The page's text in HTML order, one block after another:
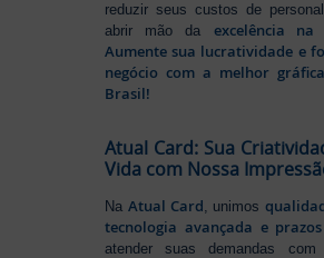
reduzir seus custos de
abrir mão da excelência na
Aumente sua lucratividade e
negócio com a melhor
Brasil!
Atual Card: Sua
Vida com Nossa
Na Atual Card , unimos
tecnologia avançada e
atender suas demandas com